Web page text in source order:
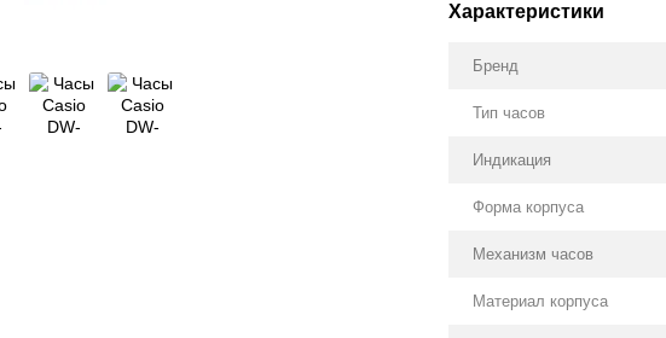
Характеристики
Бренд
Тип часов
Индикация
Форма корпуса
Механизм часов
Материал корпуса